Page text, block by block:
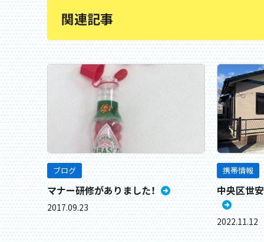
関連記事
ブログ
マナー研修がありました！
2017.09.23
携帯情報
中央区世
2022.11.12